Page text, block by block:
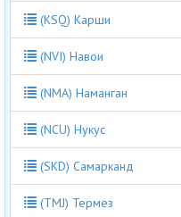
(KSQ) Карши
(NVI) Навои
(NMA) Наманган
(NCU) Нукус
(SKD) Самарканд
(TMJ) Термез